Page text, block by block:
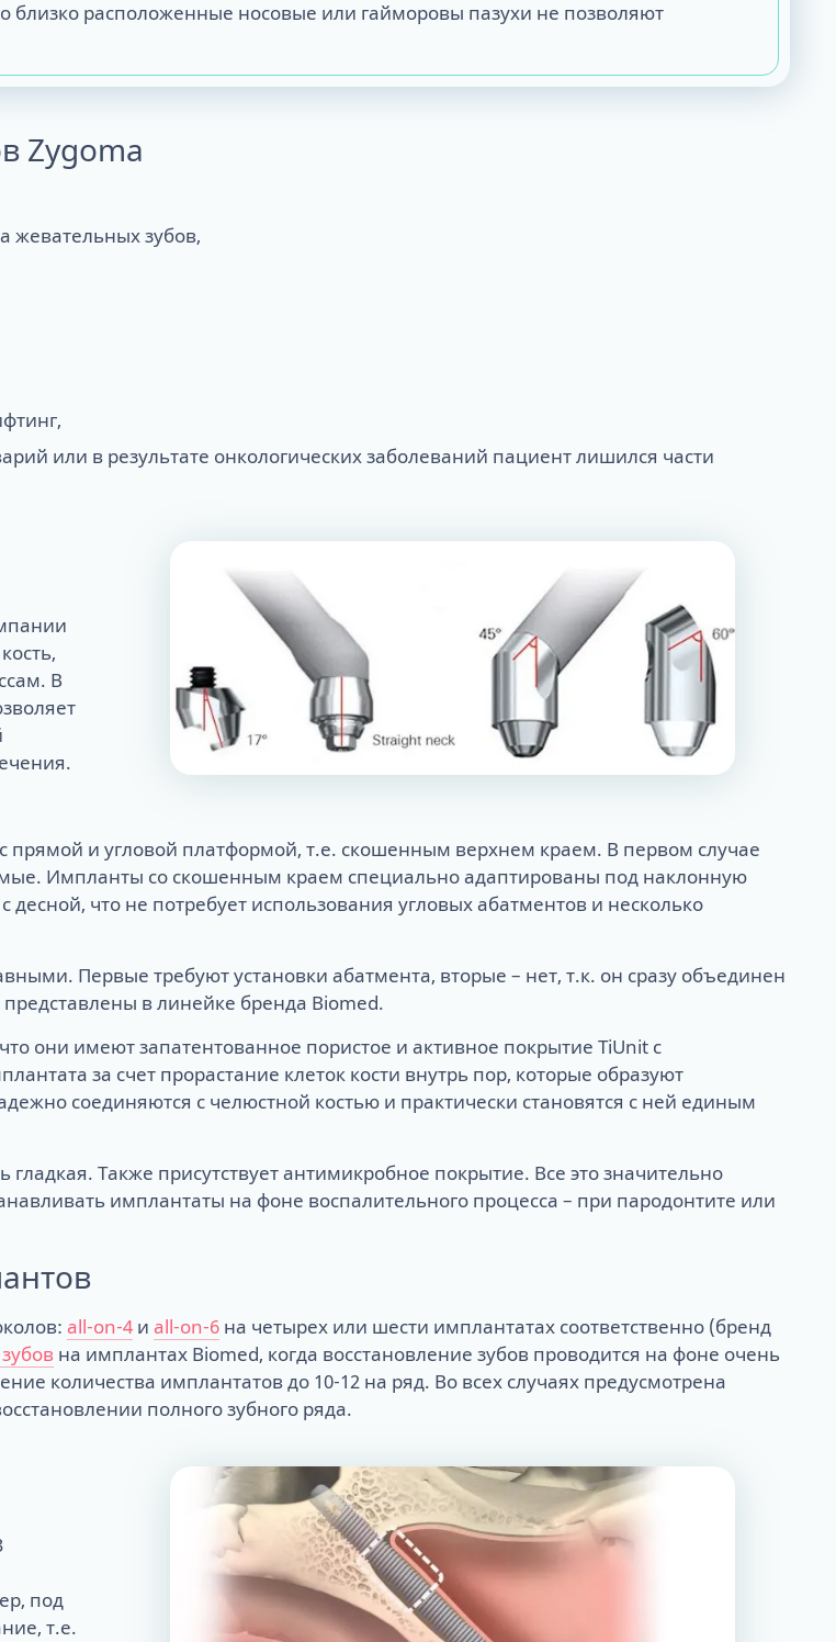
близко расположенные носовые или гайморовы пазухи не позволяют
Zygoma
жевательных зубов,
или в результате онкологических заболеваний пациент лишился части
В
и угловой платформой, т.е. скошенным верхнем краем. В первом случае
Импланты со скошенным краем специально адаптированы под наклонную
десной, что не потребует использования угловых абатментов и несколько
Первые требуют установки абатмента, вторые – нет, т.к. он сразу объединен
в линейке бренда Biomed.
они имеют запатентованное пористое и активное покрытие TiUnit с
за счет прорастание клеток кости внутрь пор, которые образуют
соединяются с челюстной костью и практически становятся с ней единым
Также присутствует антимикробное покрытие. Все это значительно
имплантаты на фоне воспалительного процесса – при пародонтите или
all-on-4 и all-on-6 на четырех или шести имплантатах соответственно (бренд
на имплантах Biomed, когда восстановление зубов проводится на фоне очень
количества имплантатов до 10-12 на ряд. Во всех случаях предусмотрена
полного зубного ряда.
под
т.е.